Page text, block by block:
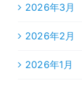
2026年3月
2026年2月
2026年1月